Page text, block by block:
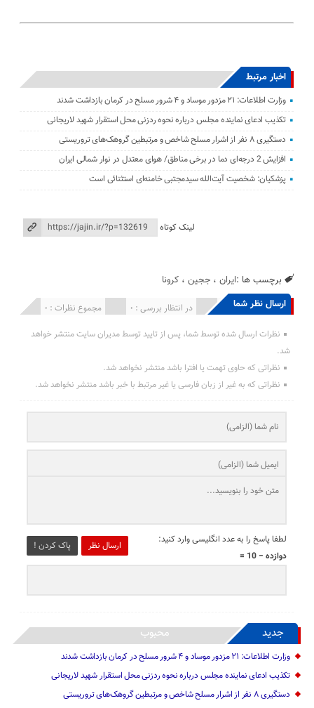
اخبار مرتبط
وزارت اطلاعات: ۲۱ مزدور موساد و ۴ شرور مسلح در کرمان بازداشت شدند
تکذیب ادعای نماینده مجلس درباره نحوه ردزنی محل استقرار شهید لاریجانی
دستگیری ۸ نفر از اشرار مسلح شاخص و مرتبطین گروهک‌های تروریستی
افزایش 2 درجه‌ای دما در برخی مناطق/ هوای معتدل در نوار شمالی ایران
پزشکیان: شخصیت آیت‌الله سیدمجتبی خامنه‌ای استثنائی است
لینک کوتاه
برچسب ها :ایران ،ججین ،کرونا
ارسال نظر شما مجموع نظرات : 0 در انتظار بررسی : 0 انتشار یافته : 0
نظرات ارسال شده توسط شما، پس از تایید توسط مدیران سایت منتشر خواهد
شد.
نظراتی که حاوی تهمت یا افترا باشد منتشر نخواهد شد.
نظراتی که به غیر از زبان فارسی یا غیر مرتبط با خبر باشد منتشر نخواهد شد.
ارسال نظر پاک کردن !
لطفا پاسخ را به عدد انگلیسی وارد کنید:
دوازده − 10 =
جدید محبوب
وزارت اطلاعات: ۲۱ مزدور موساد و ۴ شرور مسلح در کرمان بازداشت شدند
تکذیب ادعای نماینده مجلس درباره نحوه ردزنی محل استقرار شهید لاریجانی
دستگیری ۸ نفر از اشرار مسلح شاخص و مرتبطین گروهک‌های تروریستی